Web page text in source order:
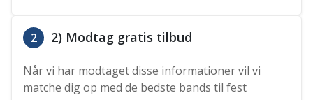
2 2) Modtag gratis tilbud
Når vi har modtaget disse informationer vil vi
matche dig op med de bedste bands til fest